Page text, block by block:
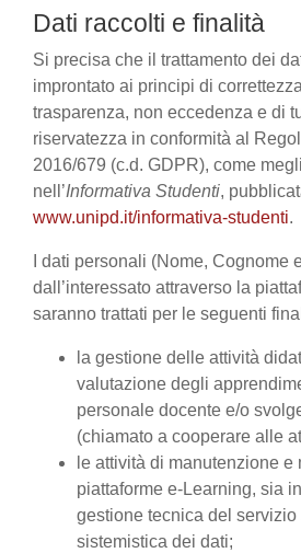
Dati raccolti e finalità
Si precisa che il trattamento dei
improntato ai principi di
trasparenza, non eccedenza e di
riservatezza in conformità al
2016/679 (c.d. GDPR), come
nell’Informativa Studenti,
www.unipd.it/informativa-studenti.
I dati personali (Nome, Cognome
dall’interessato attraverso la
saranno trattati per le seguenti
la gestione delle attività
valutazione degli
personale docente e/o
(chiamato a cooperare alle
le attività di manutenzione
piattaforme e-Learning, sia
gestione tecnica del
sistemistica dei dati;